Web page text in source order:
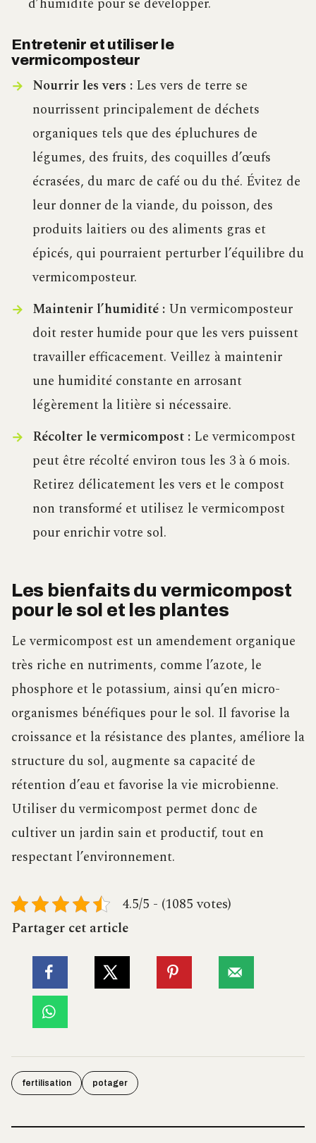
Entretenir et utiliser le
vermicomposteur
Nourrir les vers :Les vers de terre se
nourrissent principalement de déchets
organiques tels que des épluchures de
légumes, des fruits, des coquilles d’œufs
écrasées, du marc de café ou du thé. Évitez de
leur donner de la viande, du poisson, des
produits laitiers ou des aliments gras et
épicés, qui pourraient perturber l’équilibre du
vermicomposteur.
Maintenir l’humidité :Un vermicomposteur
doit rester humide pour que les vers puissent
travailler efficacement. Veillez à maintenir
une humidité constante en arrosant
légèrement la litière si nécessaire.
Récolter le vermicompost :Le vermicompost
peut être récolté environ tous les 3 à 6 mois.
Retirez délicatement les vers et le compost
non transformé et utilisez le vermicompost
pour enrichir votre sol.
Les bienfaits du vermicompost
pour le sol et les plantes
Le vermicompost est un amendement organique
très riche en nutriments, comme l’azote, le
phosphore et le potassium, ainsi qu’en micro-
organismes bénéfiques pour le sol. Il favorise la
croissance et la résistance des plantes, améliore la
structure du sol, augmente sa capacité de
rétention d’eau et favorise la vie microbienne.
Utiliser du vermicompost permet donc de
cultiver un jardin sain et productif, tout en
respectant l’environnement.
4.5/5 - (1085 votes)
Partager cet article
fertilisation potager